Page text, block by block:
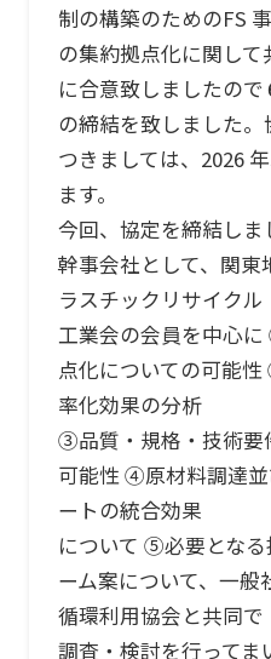
制の構築のためのFS
の集約拠点化に関し
に合意致しましたの
の締結を致しました
つきましては、2026
ます。
今回、協定を締結し
幹事会社として、関
ラスチックリサイクル
工業会の会員を中心
点化についての可能
率化効果の分析
③品質・規格・技術要
可能性 ④原材料調達
ートの統合効果
について ⑤必要とな
ーム案について、一般
循環利用協会と共同で
調査・検討を行ってま